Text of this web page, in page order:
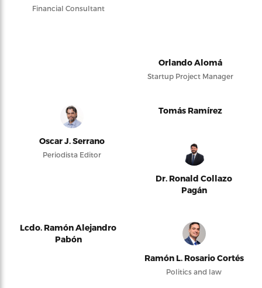
Financial Consultant
Orlando Alomá
Startup Project Manager
Oscar J. Serrano
Periodista Editor
Tomás Ramírez
Dr. Ronald Collazo
Pagán
Lcdo. Ramón Alejandro
Pabón
Ramón L. Rosario Cortés
Politics and law